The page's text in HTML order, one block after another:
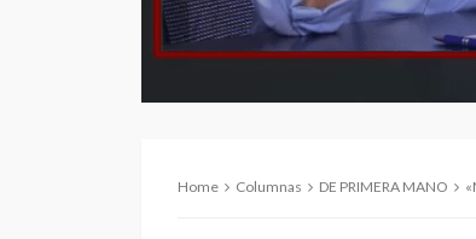
Home Columnas DE PRIMERA MANO